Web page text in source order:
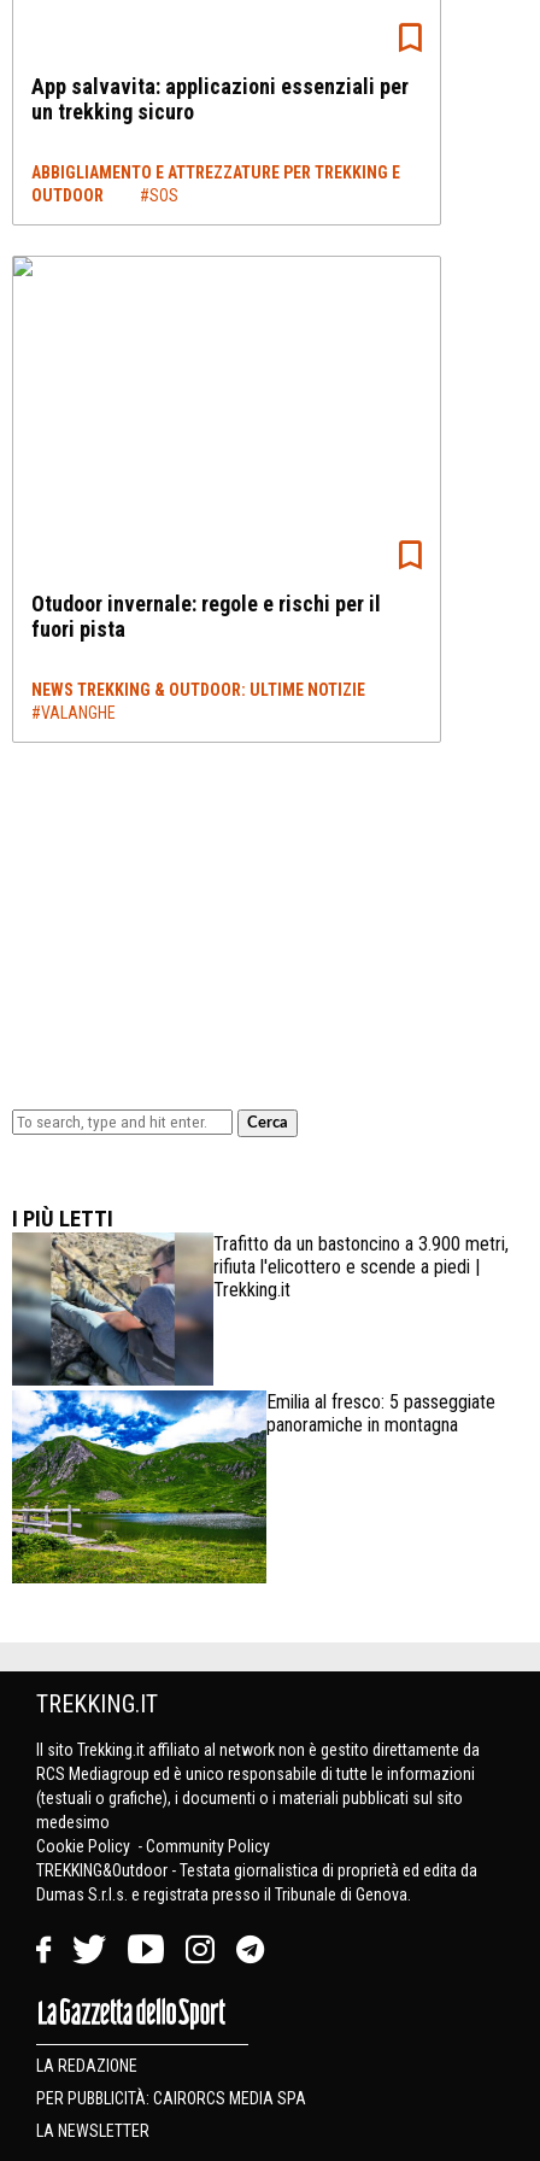
App salvavita: applicazioni essenziali per
un trekking sicuro
ABBIGLIAMENTO E ATTREZZATURE PER TREKKING E
OUTDOOR
#SOS
Otudoor invernale: regole e rischi per il
fuori pista
NEWS TREKKING & OUTDOOR: ULTIME NOTIZIE
#VALANGHE
Cerca
I PIÙ LETTI
Trafitto da un bastoncino a 3.900 metri,
rifiuta l'elicottero e scende a piedi |
Trekking.it
Emilia al fresco: 5 passeggiate
panoramiche in montagna
TREKKING.IT
Il sito Trekking.it affiliato al network non è gestito direttamente da
RCS Mediagroup ed è unico responsabile di tutte le informazioni
(testuali o grafiche), i documenti o i materiali pubblicati sul sito
medesimo
Cookie Policy -Community Policy
TREKKING&Outdoor - Testata giornalistica di proprietà ed edita da
Dumas S.r.l.s. e registrata presso il Tribunale di Genova.
LA REDAZIONE
PER PUBBLICITÀ: CAIRORCS MEDIA SPA
LA NEWSLETTER